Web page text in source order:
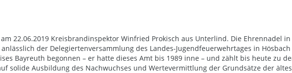
22.06.2019 Kreisbrandinspektor Winfried Prokisch aus Unterlind. Die Ehrennadel
der Delegiertenversammlung des Landes-Jugendfeuerwehrtages in
Bayreuth begonnen – er hatte dieses Amt bis 1989 inne – und zählt bis heute zu
solide Ausbildung des Nachwuchses und Wertevermittlung der Grundsätze der